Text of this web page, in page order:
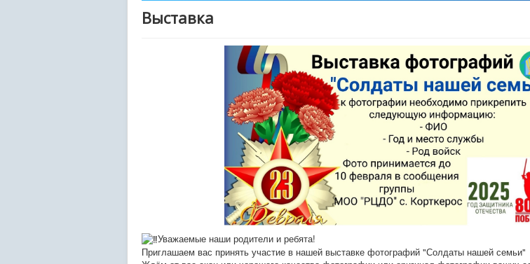
Выставка
Уважаемые наши родители и ребята!
Приглашаем вас принять участие в нашей выставке фотографий "Солдаты нашей семьи"